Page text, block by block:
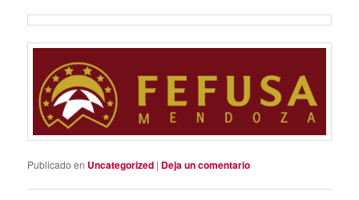
Publicado en Uncategorized | Deja un comentario